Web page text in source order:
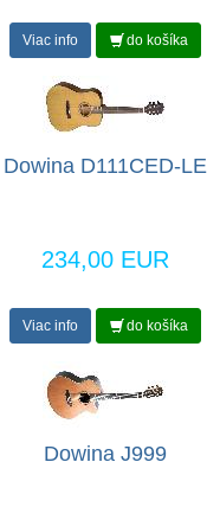
Viac info do košíka
Dowina D111CED-LE
234,00 EUR
Viac info do košíka
Dowina J999